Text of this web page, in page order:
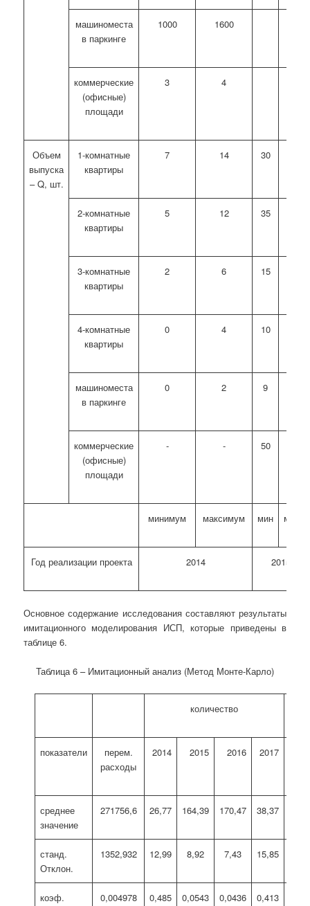
машиноместа
в паркинге
1000 1600
коммерческие
(офисные)
площади
3 4
Объем
выпуска
– Q, шт.
1-комнатные
квартиры
7 14 30
2-комнатные
квартиры
5 12 35
3-комнатные
квартиры
2 6 15
4-комнатные
квартиры
0 4 10
машиноместа
в паркинге
0 2 9
коммерческие
(офисные)
площади
- - 50
минимум максимум мин макс
Год реализации проекта 2014 2015
Основное содержание исследования составляют результаты
имитационного моделирования ИСП, которые приведены в
таблице 6.
Таблица 6 – Имитационный анализ (Метод Монте-Карло)
количество
показатели
перем.
расходы
2014 2015 2016 2017
среднее
значение
271756,6 26,77 164,39 170,47 38,37
станд.
Отклон.
1352,932 12,99 8,92 7,43 15,85
коэф.
0,004978 0,485 0,0543 0,0436 0,413